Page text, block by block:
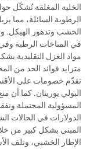
الخلية المغلقة تُشكّل
الرطوبة السائلة، مما
الخشب وتدهور الهيكل.
في المناخات الرطبة
مواد العزل التقليدية
متزايد فوائد الحد من
تقدّم خصومات على
البولي يوريثان. كما أن
المسؤولية المحتملة
الدولارات في الحالات
المبنى بشكل كبير من
الإطار الخشبي، وتلف